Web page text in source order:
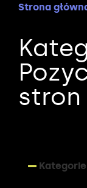
Strona
stron
Kategorie